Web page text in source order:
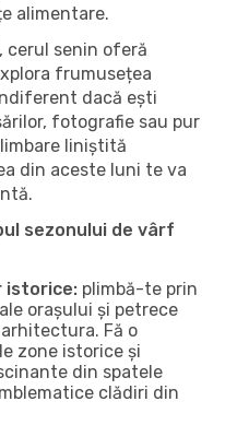
alimentare.
cerul senin oferă
frumusețea
dacă ești
fotografie sau pur
liniștită
din aceste luni te va
sezonului de vârf
istorice: plimbă-te prin
orașului și petrece
Fă o
zone istorice și
din spatele
clădiri din